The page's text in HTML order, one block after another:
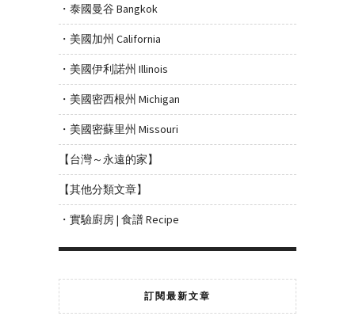
・泰國曼谷 Bangkok
・美國加州 California
・美國伊利諾州 Illinois
・美國密西根州 Michigan
・美國密蘇里州 Missouri
【台灣～永遠的家】
【其他分類文章】
・實驗廚房 | 食譜 Recipe
訂閱最新文章